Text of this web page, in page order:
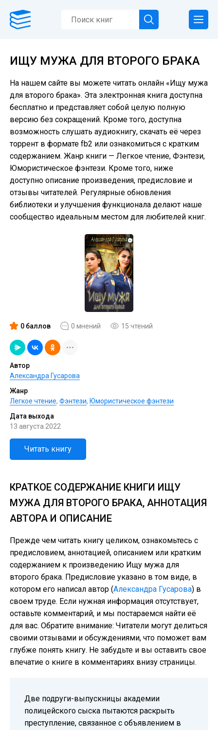
ИЩУ МУЖА ДЛЯ ВТОРОГО БРАКА
На нашем сайте вы можете читать онлайн «Ищу мужа
для второго брака». Эта электронная книга доступна
бесплатно и представляет собой целую полную
версию без сокращений. Кроме того, доступна
возможность слушать аудиокнигу, скачать её через
торрент в формате fb2 или ознакомиться с кратким
содержанием. Жанр книги — Легкое чтение, Фэнтези,
Юмористическое фэнтези. Кроме того, ниже
доступно описание произведения, предисловие и
отзывы читателей. Регулярные обновления
библиотеки и улучшения функционала делают наше
сообщество идеальным местом для любителей книг.
0 баллов 0 мнений 15 чтений
Автор
Александра Гусарова
Жанр
Легкое чтение, Фэнтези, Юмористическое фэнтези
Дата выхода
13 августа 2022
Читать книгу
КРАТКОЕ СОДЕРЖАНИЕ КНИГИ ИЩУ
МУЖА ДЛЯ ВТОРОГО БРАКА, АННОТАЦИЯ
АВТОРА И ОПИСАНИЕ
Прежде чем читать книгу целиком, ознакомьтесь с
предисловием, аннотацией, описанием или кратким
содержанием к произведению Ищу мужа для
второго брака. Предисловие указано в том виде, в
котором его написал автор (Александра Гусарова) в
своем труде. Если нужная информация отсутствует,
оставьте комментарий, и мы постараемся найти её
для вас. Обратите внимание: Читатели могут делиться
своими отзывами и обсуждениями, что поможет вам
глубже понять книгу. Не забудьте и вы оставить свое
впечатие о книге в комментариях внизу страницы.
Две подруги-выпускницы академии
полицейского сыска пытаются раскрыть
преступление, связанное с объявлением в